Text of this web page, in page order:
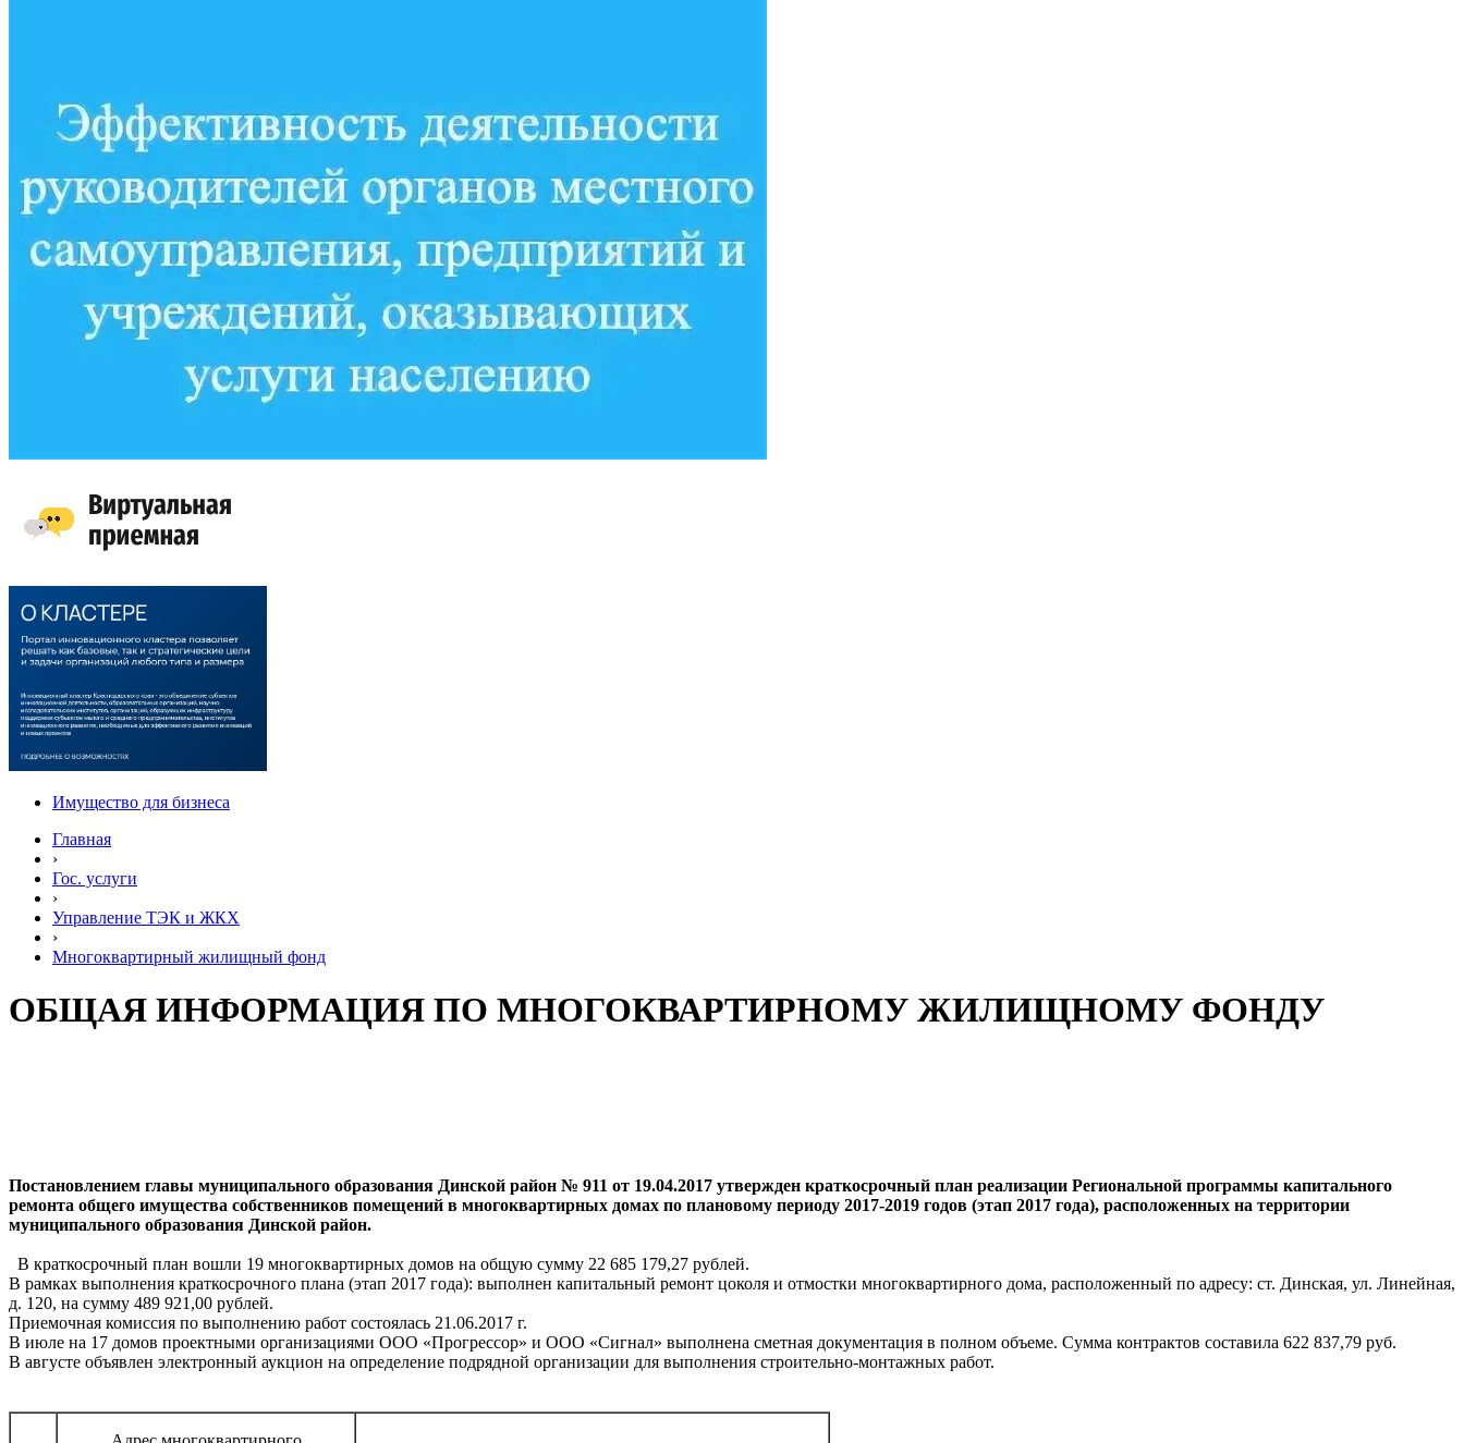
Имущество для бизнеса
Главная
›
Гос. услуги
›
Управление ТЭК и ЖКХ
›
Многоквартирный жилищный фонд
ОБЩАЯ ИНФОРМАЦИЯ ПО МНОГОКВАРТИРНОМУ ЖИЛИЩНОМУ ФОНДУ
Постановлением главы муниципального образования Динской район № 911 от 19.04.2017 утвержден краткосрочный план реализации Региональной программы капитального
ремонта общего имущества собственников помещений в многоквартирных домах по плановому периоду 2017-2019 годов (этап 2017 года), расположенных на территории
муниципального образования Динской район.
В краткосрочный план вошли 19 многоквартирных домов на общую сумму 22 685 179,27 рублей.
В рамках выполнения краткосрочного плана (этап 2017 года): выполнен капитальный ремонт цоколя и отмостки многоквартирного дома, расположенный по адресу: ст. Динская, ул. Линейная,
д. 120, на сумму 489 921,00 рублей.
Приемочная комиссия по выполнению работ состоялась 21.06.2017 г.
В июле на 17 домов проектными организациями ООО «Прогрессор» и ООО «Сигнал» выполнена сметная документация в полном объеме. Сумма контрактов составила 622 837,79 руб.
В августе объявлен электронный аукцион на определение подрядной организации для выполнения строительно-монтажных работ.